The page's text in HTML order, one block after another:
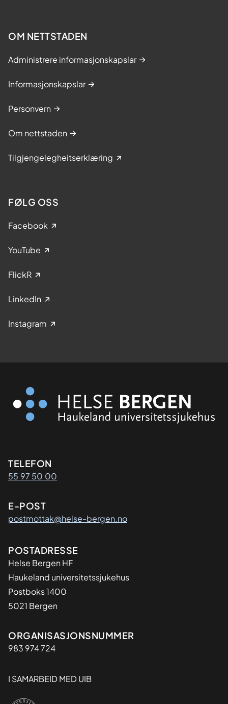
OM NETTSTADEN
Administrere informasjonskapslar
Informasjonskapslar
Personvern
Om nettstaden
Tilgjengelegheitserklæring
FØLG OSS
Facebook
YouTube
FlickR
LinkedIn
Instagram
Kontaktinformasjon
TELEFON
55 97 50 00
E-POST
postmottak@helse-bergen.no
Adresse
POSTADRESSE
Helse Bergen HF
Haukeland universitetssjukehus
Postboks 1400
5021 Bergen
Organisasjon
ORGANISASJONSNUMMER
983 974 724
I SAMARBEID MED UIB